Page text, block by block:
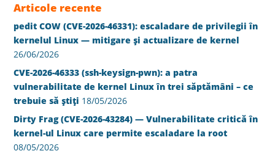
Articole recente
pedit COW (CVE-2026-46331): escaladare de privilegii în
kernelul Linux — mitigare și actualizare de kernel
26/06/2026
CVE-2026-46333 (ssh-keysign-pwn): a patra
vulnerabilitate de kernel Linux în trei săptămâni – ce
trebuie să știți 18/05/2026
Dirty Frag (CVE-2026-43284) — Vulnerabilitate critică în
kernel-ul Linux care permite escaladare la root
08/05/2026